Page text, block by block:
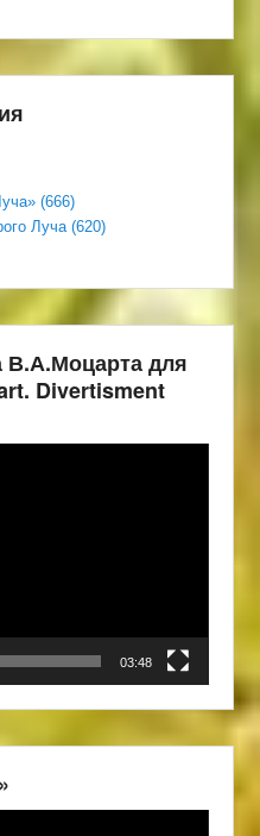
(666)
Луча (620)
для
Divertisment
03:48